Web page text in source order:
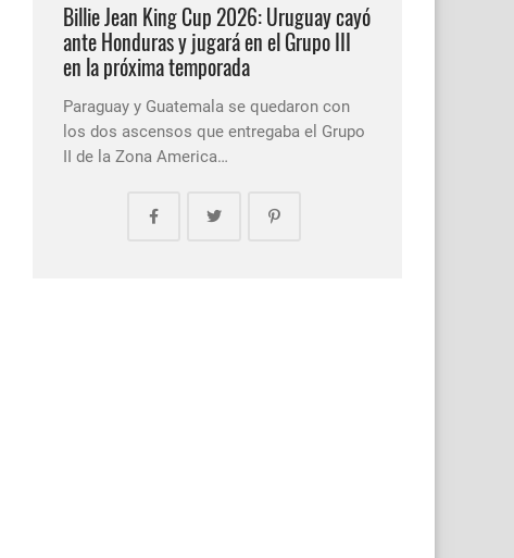
Billie Jean King Cup 2026: Uruguay cayó
ante Honduras y jugará en el Grupo III
en la próxima temporada
Paraguay y Guatemala se quedaron con
los dos ascensos que entregaba el Grupo
II de la Zona America…